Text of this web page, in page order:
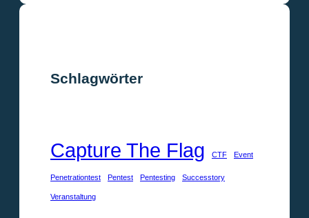
Schlagwörter
Capture The Flag CTF Event
Penetrationtest Pentest Pentesting Successtory
Veranstaltung